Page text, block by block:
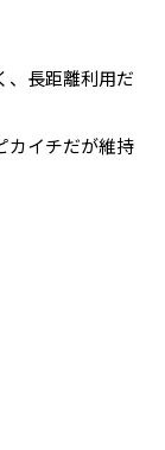
、長距離利用だ
カイチだが維持